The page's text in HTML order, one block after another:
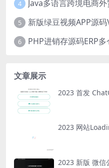
4
5 新版绿豆视频APP源
6
文章展示
2023 首发
2023 网站
2023 新版 微信